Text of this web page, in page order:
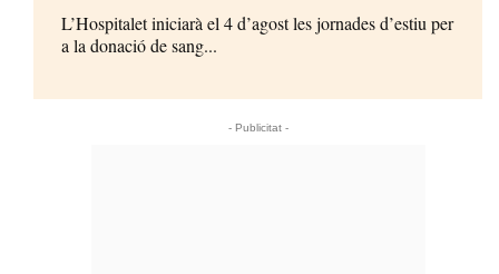
L’Hospitalet iniciarà el 4 d’agost les jornades d’estiu per
a la donació de sang...
- Publicitat -